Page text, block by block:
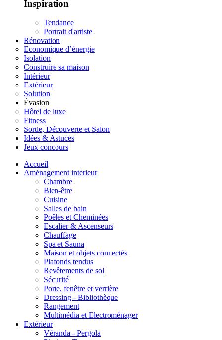
Inspiration
Tendance
Portrait d'artiste
Rénovation
Economique d’énergie
Isolation
Construire sa maison
Intérieur
Extérieur
Solution
Évasion
Hôtel de luxe
Fitness
Sortie, Découverte et Salon
Idées & Astuces
Jeux concours
Accueil
Aménagement intérieur
Chambre
Bien-être
Cuisine
Salles de bain
Poêles et Cheminées
Escalier & Ascenseurs
Chauffage
Spa et Sauna
Maison et objets connectés
Plafonds tendus
Revêtements de sol
Sécurité
Porte, fenêtre et verrière
Dressing - Bibliothèque
Rangement
Multimédia et Electroménager
Extérieur
Véranda - Pergola